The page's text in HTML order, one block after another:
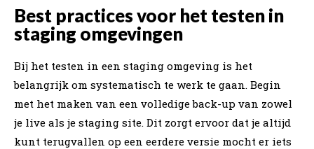
Best practices voor het testen in
staging omgevingen
Bij het testen in een staging omgeving is het
belangrijk om systematisch te werk te gaan. Begin
met het maken van een volledige back-up van zowel
je live als je staging site. Dit zorgt ervoor dat je altijd
kunt terugvallen op een eerdere versie mocht er iets